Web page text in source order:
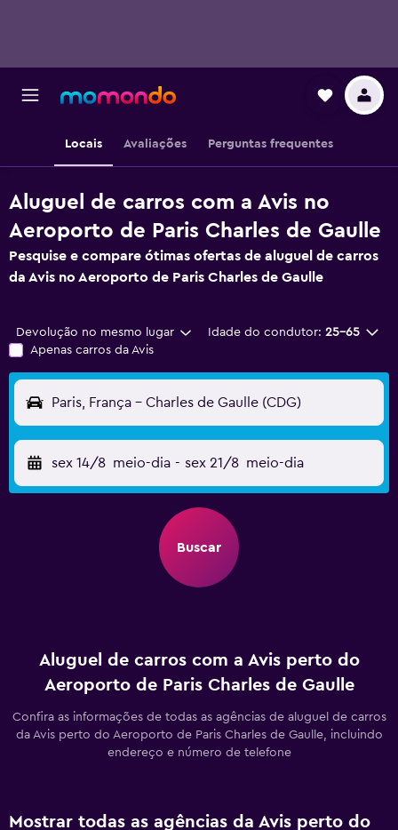
Locais Avaliações Perguntas frequentes
Aluguel de carros com a Avis no
Aeroporto de Paris Charles de Gaulle
Pesquise e compare ótimas ofertas de aluguel de carros
da Avis no Aeroporto de Paris Charles de Gaulle
Devolução no mesmo lugar Idade do condutor: 25-65
Apenas carros da Avis
Paris, França - Charles de Gaulle (CDG)
sex 14/8 meio-dia - sex 21/8 meio-dia
Buscar
Aluguel de carros com a Avis perto do
Aeroporto de Paris Charles de Gaulle
Confira as informações de todas as agências de aluguel de carros
da Avis perto do Aeroporto de Paris Charles de Gaulle, incluindo
endereço e número de telefone
Mostrar todas as agências da Avis perto do